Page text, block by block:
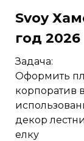
Svoy
год 2026
Задача:
Оформить
корпоратив
декор
елку